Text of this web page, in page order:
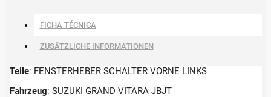
FICHA TÉCNICA
ZUSÄTZLICHE INFORMATIONEN
Teile: FENSTERHEBER SCHALTER VORNE LINKS
Fahrzeug: SUZUKI GRAND VITARA JBJT